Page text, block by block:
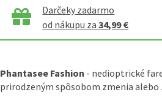
Darčeky zadarmo
od nákupu za34,99 €
Phantasee Fashion - nedioptrické
prirodzeným spôsobom zmenia alebo